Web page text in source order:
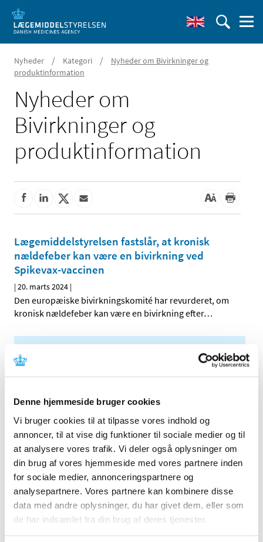
Denne hjemmeside bruger cookies
Vi bruger cookies til at tilpasse vores indhold og
annoncer, til at vise dig funktioner til sociale medier og til
at analysere vores trafik. Vi deler også oplysninger om
din brug af vores hjemmeside med vores partnere inden
for sociale medier, annonceringspartnere og
analysepartnere. Vores partnere kan kombinere disse
data med andre oplysninger, du har givet dem, eller som
de har indsamlet fra din brug af deres tjenester.
Nyheder / Kategori /
Nyheder om Bivirkninger og
produktinformation
Nyheder om
Bivirkninger og
produktinformation
Lægemiddelstyrelsen fastslår, at kronisk
nældefeber kan være en bivirkning ved
Spikevax-vaccinen
|20. marts 2024 |
Den europæiske bivirkningskomité har revurderet, om
kronisk nældefeber kan være en bivirkning efter…
TID
2025 (8)
2024 (11)
december (1)
november (1)
september (1)
juni (2)
maj (1)